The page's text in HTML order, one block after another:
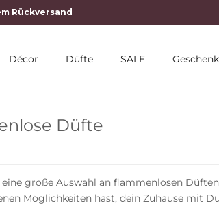
Décor Düfte SALE
Düfte
große Auswahl an flammenlosen
Möglichkeiten hast, dein Zuhause mit